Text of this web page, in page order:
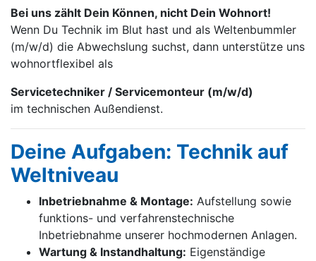
Bei uns zählt Dein Können, nicht Dein Wohnort!
Wenn Du Technik im Blut hast und als Weltenbummler
(m/w/d) die Abwechslung suchst, dann unterstütze uns
wohnortflexibel als
Servicetechniker / Servicemonteur (m/w/d)
im technischen Außendienst.
Deine Aufgaben: Technik auf
Weltniveau
Inbetriebnahme & Montage: Aufstellung sowie
funktions- und verfahrenstechnische
Inbetriebnahme unserer hochmodernen Anlagen.
Wartung & Instandhaltung: Eigenständige